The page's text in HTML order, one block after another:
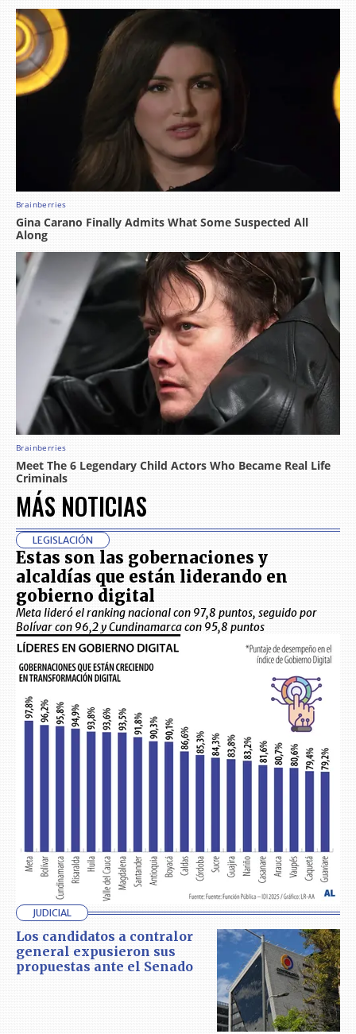
MÁS NOTICIAS
LEGISLACIÓN
Estas son las gobernaciones y
alcaldías que están liderando en
gobierno digital
Meta lideró el ranking nacional con 97,8 puntos, seguido por
Bolívar con 96,2 y Cundinamarca con 95,8 puntos
JUDICIAL
Los candidatos a contralor
general expusieron sus
propuestas ante el Senado